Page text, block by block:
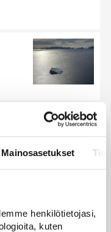
Mainosasetukset
henkilötietojasi,
kuten